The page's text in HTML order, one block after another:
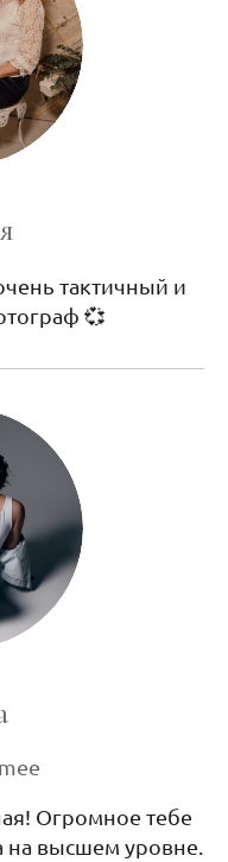
тактичный и
💞
Огромное тебе
на высшем уровне.